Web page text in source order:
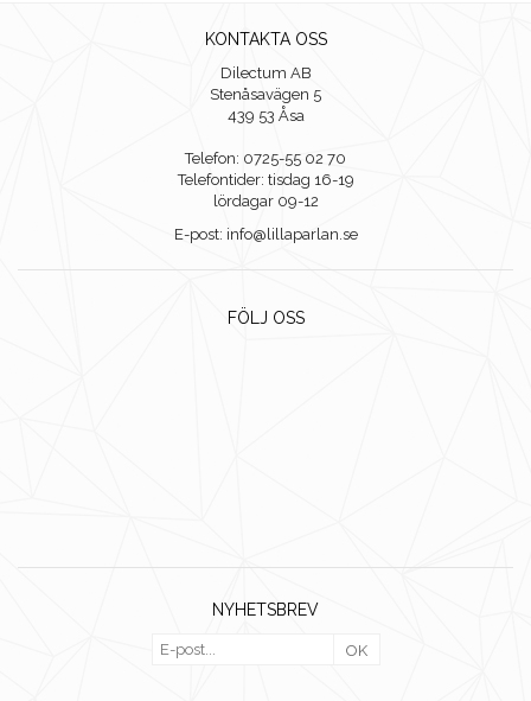
KONTAKTA OSS
Dilectum AB
Stenåsavägen 5
439 53 Åsa
Telefon: 0725-55 02 70
Telefontider: tisdag 16-19
lördagar 09-12
E-post: info@lillaparlan.se
FÖLJ OSS
NYHETSBREV
OK